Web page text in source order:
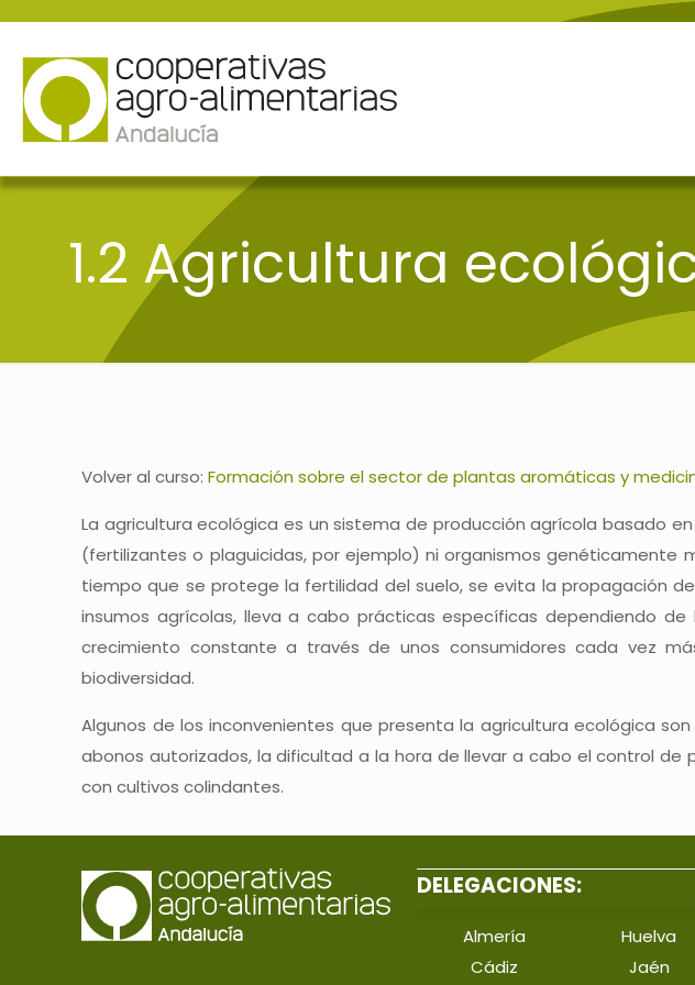
1.2 Agricultura
Volver al curso:Formación sobre el sector de plantas aromáticas y
La agricultura ecológica es un sistema de producción agrícola basado
(fertilizantes o plaguicidas, por ejemplo) ni organismos genéticamente
tiempo que se protege la fertilidad del suelo, se evita la propagación
insumos agrícolas, lleva a cabo prácticas específicas dependiendo
crecimiento constante a través de unos consumidores cada vez
biodiversidad.
Algunos de los inconvenientes que presenta la agricultura ecológica
abonos autorizados, la dificultad a la hora de llevar a cabo el control
con cultivos colindantes.
DELEGACIONES:
Almería
Cádiz
Huelva
Jaén